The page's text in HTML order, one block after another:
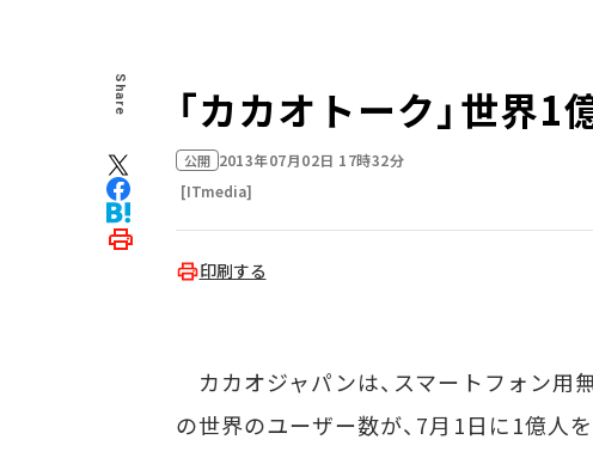
Share 「カカオトーク」世界
公開 2013年07月02日 17時32分
[ITmedia]
印刷する
カカオジャパンは、スマートフォン用
の世界のユーザー数が、7月1日に1億人